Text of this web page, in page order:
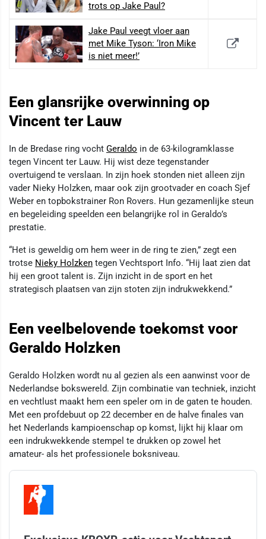
trots op Jake Paul?
Jake Paul veegt vloer aan
met Mike Tyson: ‘Iron Mike
is niet meer!’
Een glansrijke overwinning op
Vincent ter Lauw
In de Bredase ring vocht Geraldo in de 63-kilogramklasse
tegen Vincent ter Lauw. Hij wist deze tegenstander
overtuigend te verslaan. In zijn hoek stonden niet alleen zijn
vader Nieky Holzken, maar ook zijn grootvader en coach Sjef
Weber en topbokstrainer Ron Rovers. Hun gezamenlijke steun
en begeleiding speelden een belangrijke rol in Geraldo’s
prestatie.
“Het is geweldig om hem weer in de ring te zien,” zegt een
trotse Nieky Holzken tegen Vechtsport Info. “Hij laat zien dat
hij een groot talent is. Zijn inzicht in de sport en het
strategisch plaatsen van zijn stoten zijn indrukwekkend.”
Een veelbelovende toekomst voor
Geraldo Holzken
Geraldo Holzken wordt nu al gezien als een aanwinst voor de
Nederlandse bokswereld. Zijn combinatie van techniek, inzicht
en vechtlust maakt hem een speler om in de gaten te houden.
Met een profdebuut op 22 december en de halve finales van
het Nederlands kampioenschap op komst, lijkt hij klaar om
een indrukwekkende stempel te drukken op zowel het
amateur- als het professionele boksniveau.